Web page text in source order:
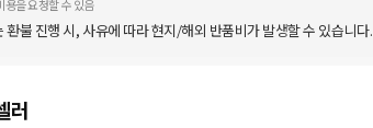
용을 요청할 수 있음
환불 진행 시, 사유에 따라 현지/해외 반품비가 발생할 수 있습니다.
러